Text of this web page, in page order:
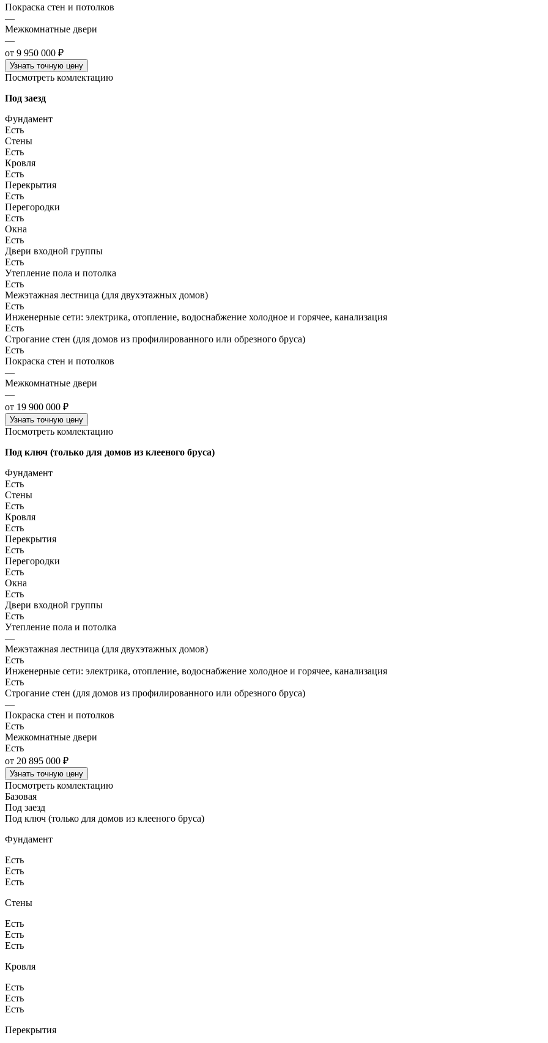
Покраска стен и потолков
—
Межкомнатные двери
—
от 9 950 000 ₽
Узнать точную цену
Посмотреть комлектацию
Под заезд
Фундамент
Есть
Стены
Есть
Кровля
Есть
Перекрытия
Есть
Перегородки
Есть
Окна
Есть
Двери входной группы
Есть
Утепление пола и потолка
Есть
Межэтажная лестница (для двухэтажных домов)
Есть
Инженерные сети: электрика, отопление, водоснабжение холодное и горячее, канализация
Есть
Строгание стен (для домов из профилированного или обрезного бруса)
Есть
Покраска стен и потолков
—
Межкомнатные двери
—
от 19 900 000 ₽
Узнать точную цену
Посмотреть комлектацию
Под ключ (только для домов из клееного бруса)
Фундамент
Есть
Стены
Есть
Кровля
Есть
Перекрытия
Есть
Перегородки
Есть
Окна
Есть
Двери входной группы
Есть
Утепление пола и потолка
—
Межэтажная лестница (для двухэтажных домов)
Есть
Инженерные сети: электрика, отопление, водоснабжение холодное и горячее, канализация
Есть
Строгание стен (для домов из профилированного или обрезного бруса)
—
Покраска стен и потолков
Есть
Межкомнатные двери
Есть
от 20 895 000 ₽
Узнать точную цену
Посмотреть комлектацию
Базовая
Под заезд
Под ключ (только для домов из клееного бруса)
Фундамент
Есть
Есть
Есть
Стены
Есть
Есть
Есть
Кровля
Есть
Есть
Есть
Перекрытия